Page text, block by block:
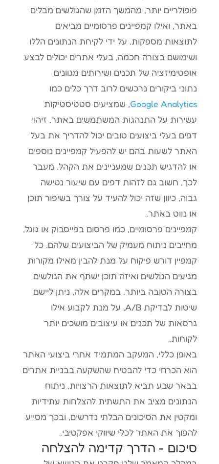
פופולריים יותר, מהמשך הזמן שהגולשים מבלים
באתר, ואילו קמפיינים פרסומיים מביאים
לתוצאות מספקות. על ידי לקיחת הנתונים הללו
ושימושם בצורה חכמה, בעלי אתרים יכולים לבצע
אופטימיזציה של תכנים ושירותים מגוונים
נתוני ביקורים נרכשים לרוב דרך כלים כמו
Google Analytics, שמציעים סטטיסטיקות
עשירות על התנהגות המשתמשים באתר. זיהוי
דפים בעלי ביצועים טובים יכול להדריך את בעל
האתר לשעות בהם יש להפעיל קמפיינים נוספים
או להדגיש תכנים שמעניינים את הקהל. מעבר
לכך, חשוב גם לזהות דפים עם שיעור נטישה
גבוה, כיוון שזה יכול להעיד על צורך בשיפור תוכן
או נווט באתר.
קמפיינים פרסומיים, כמו פרסום בפייסבוק או גוגל,
מחייבים ניתוח מעמיק של הביצועים שלהם. כל
קמפיין דורש פיקוח על מנת להבין מאילו מקורות
מגיעים הגולשים ואיזה תוכן ישתף את הגולשים
בצורה הטובה ביותר. במקרים אלה, ניתן ליישם
שיטות לבדיקת A/B, על מנת לקבוע אילו
גרסאות של תכנים או עיצובים מושכים יותר
לקוחות.
באופן כללי, המעקב המתמיד אחרי ביצועי האתר
הוא הכרחי כדי להבטיח שהשקעה בבניית אתרים
בבאר שבע תביא לתוצאות הרצויות. ניתוח
הנתונים מציב את התשתית להצלחות עתידיות
ומקטין את הסיכונים הבלתי נדרשים, ובכך מסייע
להפוך את האתר לכלי שיווקי אפקטיבי.
סיכום - הדרך קדימה להצלחה